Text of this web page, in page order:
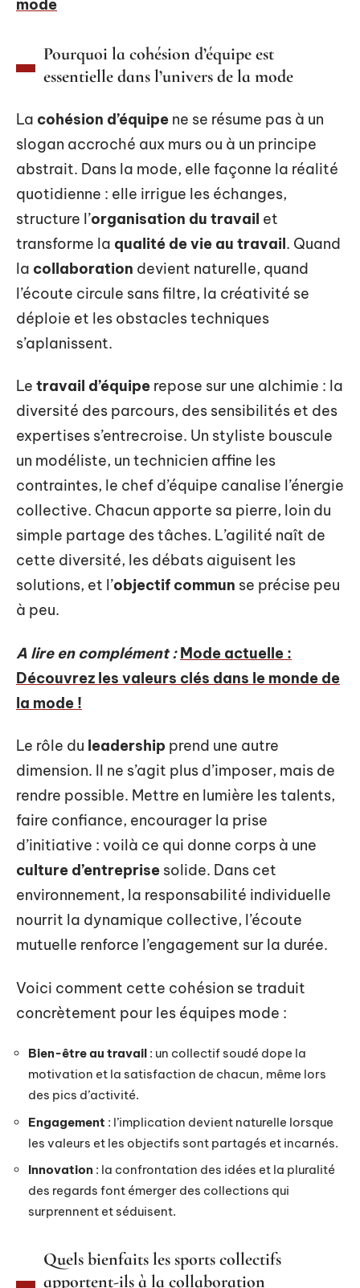
mode
Pourquoi la cohésion d’équipe est
essentielle dans l’univers de la mode
La cohésion d’équipe ne se résume pas à un
slogan accroché aux murs ou à un principe
abstrait. Dans la mode, elle façonne la réalité
quotidienne : elle irrigue les échanges,
structure l’organisation du travail et
transforme la qualité de vie au travail. Quand
la collaboration devient naturelle, quand
l’écoute circule sans filtre, la créativité se
déploie et les obstacles techniques
s’aplanissent.
Le travail d’équipe repose sur une alchimie : la
diversité des parcours, des sensibilités et des
expertises s’entrecroise. Un styliste bouscule
un modéliste, un technicien affine les
contraintes, le chef d’équipe canalise l’énergie
collective. Chacun apporte sa pierre, loin du
simple partage des tâches. L’agilité naît de
cette diversité, les débats aiguisent les
solutions, et l’objectif commun se précise peu
à peu.
A lire en complément : Mode actuelle :
Découvrez les valeurs clés dans le monde de
la mode !
Le rôle du leadership prend une autre
dimension. Il ne s’agit plus d’imposer, mais de
rendre possible. Mettre en lumière les talents,
faire confiance, encourager la prise
d’initiative : voilà ce qui donne corps à une
culture d’entreprise solide. Dans cet
environnement, la responsabilité individuelle
nourrit la dynamique collective, l’écoute
mutuelle renforce l’engagement sur la durée.
Voici comment cette cohésion se traduit
concrètement pour les équipes mode :
Bien-être au travail : un collectif soudé dope la
motivation et la satisfaction de chacun, même lors
des pics d’activité.
Engagement : l’implication devient naturelle lorsque
les valeurs et les objectifs sont partagés et incarnés.
Innovation : la confrontation des idées et la pluralité
des regards font émerger des collections qui
surprennent et séduisent.
Quels bienfaits les sports collectifs
apportent-ils à la collaboration